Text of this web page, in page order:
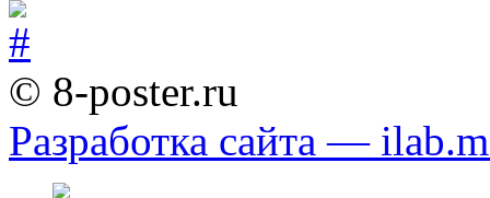
© 8-poster.ru
Разработка сайта —